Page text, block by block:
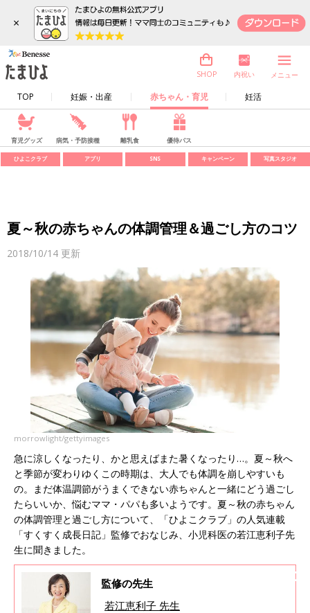
×
TOP 妊娠・出産 赤ちゃん・育児 妊活
SHOP 内祝い メニュー
育児グッズ 病気・予防接種 離乳食 優待パス
ひよこクラブ アプリ SNS キャンペーン 写真スタジオ
夏～秋の赤ちゃんの体調管理＆過ごし方のコツ
2018/10/14 更新
morrowlight/gettyimages
急に涼しくなったり、かと思えばまた暑くなったり…。夏～秋へ
と季節が変わりゆくこの時期は、大人でも体調を崩しやすいも
の。まだ体温調節がうまくできない赤ちゃんと一緒にどう過ごし
たらいいか、悩むママ・パパも多いようです。夏～秋の赤ちゃん
の体調管理と過ごし方について、「ひよこクラブ」の人気連載
「すくすく成長日記」監修でおなじみ、小児科医の若江恵利子先
生に聞きました。
監修の先生
若江恵利子 先生